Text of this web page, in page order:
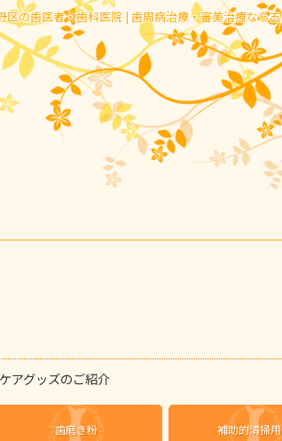
区の歯医者・歯科医院 | 歯周病治療・審美治療なら
アグッズのご紹介
歯磨き粉 補助的清掃